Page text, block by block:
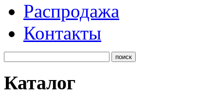
Распродажа
Контакты
Каталог